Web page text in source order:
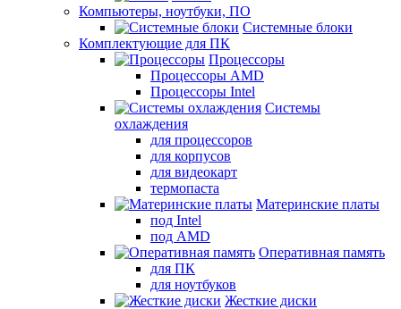
Компьютеры, ноутбуки, ПО
Системные блоки
Комплектующие для ПК
Процессоры
Процессоры AMD
Процессоры Intel
Системы
охлаждения
для процессоров
для корпусов
для видеокарт
термопаста
Материнские платы
под Intel
под AMD
Оперативная память
для ПК
для ноутбуков
Жесткие диски